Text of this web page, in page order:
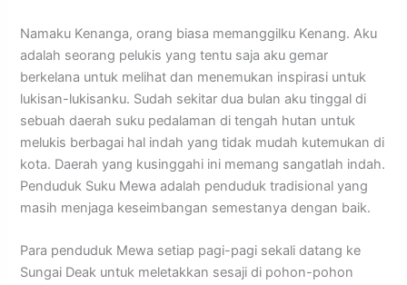
Namaku Kenanga, orang biasa memanggilku Kenang. Aku
adalah seorang pelukis yang tentu saja aku gemar
berkelana untuk melihat dan menemukan inspirasi untuk
lukisan-lukisanku. Sudah sekitar dua bulan aku tinggal di
sebuah daerah suku pedalaman di tengah hutan untuk
melukis berbagai hal indah yang tidak mudah kutemukan di
kota. Daerah yang kusinggahi ini memang sangatlah indah.
Penduduk Suku Mewa adalah penduduk tradisional yang
masih menjaga keseimbangan semestanya dengan baik.
Para penduduk Mewa setiap pagi-pagi sekali datang ke
Sungai Deak untuk meletakkan sesaji di pohon-pohon